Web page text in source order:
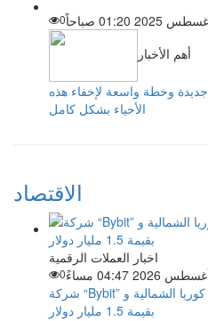
0
أهم الأخبار
وخطة واسعة لإخفاء هذه
الأحياء بشكل كامل
الاقتصاد
اخبار العملات الرقمية
0
شركة “Bybit” تقاضي كوريا الشمالية و”Lazarus” بعد اختراق
بقيمة 1.5 مليار دولار